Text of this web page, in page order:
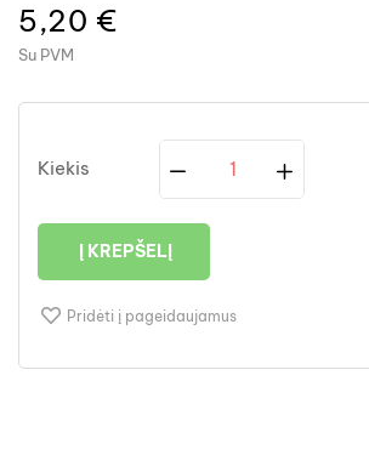
5,20 €
Su PVM
Kiekis
Į KREPŠELĮ
Pridėti į pageidaujamus